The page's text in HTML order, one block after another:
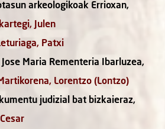
arkeologikoak Errioxan,
Julen
Patxi
Jose Maria Rementeria Ibarluzea,
Lorentzo (Lontzo)
judizial bat bizkaieraz,